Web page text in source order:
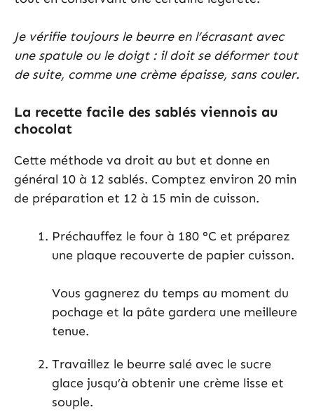
Je vérifie toujours le beurre en l’écrasant avec
une spatule ou le doigt : il doit se déformer tout
de suite, comme une crème épaisse, sans couler.
La recette facile des sablés viennois au
chocolat
Cette méthode va droit au but et donne en
général 10 à 12 sablés. Comptez environ 20 min
de préparation et 12 à 15 min de cuisson.
Préchauffez le four à 180 °C et préparez
une plaque recouverte de papier cuisson.
Vous gagnerez du temps au moment du
pochage et la pâte gardera une meilleure
tenue.
Travaillez le beurre salé avec le sucre
glace jusqu’à obtenir une crème lisse et
souple.